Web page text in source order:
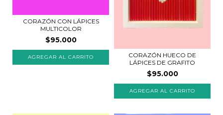
CORAZÓN CON LÁPICES
MULTICOLOR
$95.000
CORAZÓN HUECO DE
LÁPICES DE GRAFITO
$95.000